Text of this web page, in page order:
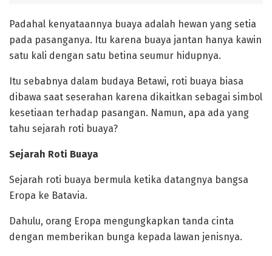
Padahal kenyataannya buaya adalah hewan yang setia
pada pasanganya. Itu karena buaya jantan hanya kawin
satu kali dengan satu betina seumur hidupnya.
‎Itu sebabnya dalam budaya Betawi, roti buaya biasa
dibawa saat seserahan karena dikaitkan sebagai simbol
kesetiaan terhadap pasangan. Namun, apa ada yang
tahu sejarah roti buaya?
‎Sejarah Roti Buaya
‎Sejarah roti buaya bermula ketika datangnya bangsa
Eropa ke Batavia.
Dahulu, orang Eropa mengungkapkan tanda cinta
dengan memberikan bunga kepada lawan jenisnya.